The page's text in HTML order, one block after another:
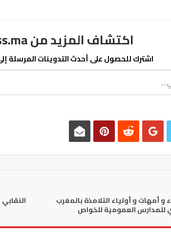
اكتشاف المزيد من azulpress.ma
اشترك للحصول على أحدث التدوينات المرسلة
و أمهات و أولياء التلامذة بالمغرب
للمدارس العمومية للخواص